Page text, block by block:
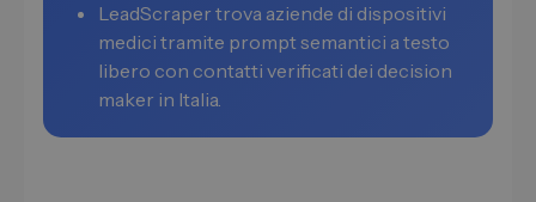
LeadScraper trova aziende di dispositivi
medici tramite prompt semantici a testo
libero con contatti verificati dei decision
maker in Italia.